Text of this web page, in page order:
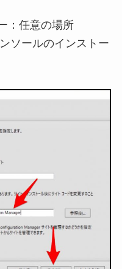
：任意の場所
ソールのインストー